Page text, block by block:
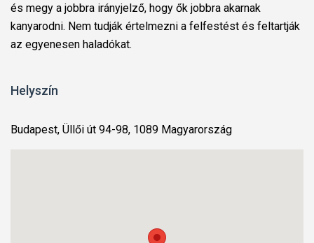
és megy a jobbra irányjelző, hogy ők jobbra akarnak
kanyarodni. Nem tudják értelmezni a felfestést és feltartják
az egyenesen haladókat.
Helyszín
Budapest, Üllői út 94-98, 1089 Magyarország